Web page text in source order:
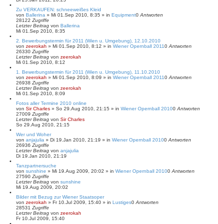
Zu VERKAUFEN: schneeweißes Kleid
von Ballerina » Mi 01.Sep 2010, 8:35 » in Equipment0 Antworten
28122 Zugriffe
Letzter Beitrag von Ballerina
Mi 01.Sep 2010, 8:35
2. Bewerbungstermin für 2011 (Wien u. Umgebung), 12.10.2010
von zeerokah » Mi 01.Sep 2010, 8:12 » in Wiener Opernball 20110 Antworten
26330 Zugriffe
Letzter Beitrag von zeerokah
Mi 01.Sep 2010, 8:12
1. Bewerbungstermin für 2011 (Wien u. Umgebung), 11.10.2010
von zeerokah » Mi 01.Sep 2010, 8:09 » in Wiener Opernball 20110 Antworten
26938 Zugriffe
Letzter Beitrag von zeerokah
Mi 01.Sep 2010, 8:09
Fotos aller Termine 2010 online
von Sir Charles » So 29.Aug 2010, 21:15 » in Wiener Opernball 20100 Antworten
27009 Zugriffe
Letzter Beitrag von Sir Charles
So 29.Aug 2010, 21:15
Wer und Woher
von anjajulia » Di 19.Jan 2010, 21:19 » in Wiener Opernball 20100 Antworten
26936 Zugriffe
Letzter Beitrag von anjajulia
Di 19.Jan 2010, 21:19
Tanzpartnersuche
von sunshine » Mi 19.Aug 2009, 20:02 » in Wiener Opernball 20100 Antworten
27590 Zugriffe
Letzter Beitrag von sunshine
Mi 19.Aug 2009, 20:02
Bilder mit Bezug zur Wiener Staatsoper
von zeerokah » Fr 10.Jul 2009, 15:40 » in Lustiges0 Antworten
28531 Zugriffe
Letzter Beitrag von zeerokah
Fr 10.Jul 2009, 15:40